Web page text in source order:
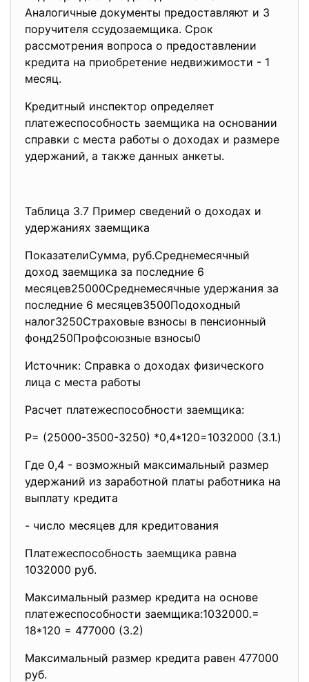
Аналогичные документы предоставляют и 3
поручителя ссудозаемщика. Срок
рассмотрения вопроса о предоставлении
кредита на приобретение недвижимости - 1
месяц.
Кредитный инспектор определяет
платежеспособность заемщика на основании
справки с места работы о доходах и размере
удержаний, а также данных анкеты.
Таблица 3.7 Пример сведений о доходах и
удержаниях заемщика
ПоказателиСумма, руб.Среднемесячный
доход заемщика за последние 6
месяцев25000Среднемесячные удержания за
последние 6 месяцев3500Подоходный
налог3250Страховые взносы в пенсионный
фонд250Профсоюзные взносы0
Источник: Справка о доходах физического
лица с места работы
Расчет платежеспособности заемщика:
Р= (25000-3500-3250) *0,4*120=1032000 (3.1.)
Где 0,4 - возможный максимальный размер
удержаний из заработной платы работника на
выплату кредита
- число месяцев для кредитования
Платежеспособность заемщика равна
1032000 руб.
Максимальный размер кредита на основе
платежеспособности заемщика:1032000.=
18*120 = 477000 (3.2)
Максимальный размер кредита равен 477000
руб.